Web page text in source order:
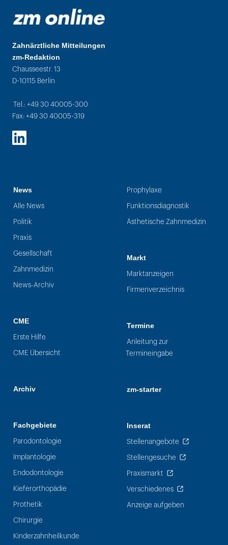
Zahnärztliche Mitteilungen
zm-Redaktion
Chausseestr. 13
D-10115 Berlin
Tel.: +49 30 40005-300
Fax: +49 30 40005-319
LinkedIn
News
Alle News
Politik
Praxis
Gesellschaft
Zahnmedizin
News-Archiv
CME
Erste Hilfe
CME Übersicht
Archiv
Fachgebiete
Parodontologie
Implantologie
Endodontologie
Kieferorthopädie
Prothetik
Chirurgie
Kinderzahnheilkunde
Prophylaxe
Funktionsdiagnostik
Ästhetische Zahnmedizin
Markt
Marktanzeigen
Firmenverzeichnis
Termine
Anleitung zur
Termineingabe
zm-starter
Inserat
Stellenangebote
Stellengesuche
Praxismarkt
Verschiedenes
Anzeige aufgeben